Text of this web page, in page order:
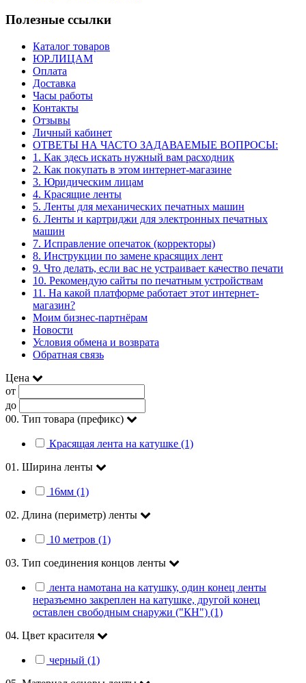
Полезные ссылки
Каталог товаров
ЮР.ЛИЦАМ
Оплата
Доставка
Часы работы
Контакты
Отзывы
Личный кабинет
ОТВЕТЫ НА ЧАСТО ЗАДАВАЕМЫЕ ВОПРОСЫ:
1. Как здесь искать нужный вам расходник
2. Как покупать в этом интернет-магазине
3. Юридическим лицам
4. Красящие ленты
5. Ленты для механических печатных машин
6. Ленты и картриджи для электронных печатных
машин
7. Исправление опечаток (корректоры)
8. Инструкции по замене красящих лент
9. Что делать, если вас не устраивает качество печати
10. Рекомендую сайты по печатным устройствам
11. На какой платформе работает этот интернет-
магазин?
Моим бизнес-партнёрам
Новости
Условия обмена и возврата
Обратная связь
Цена
от
до
00. Тип товара (префикс)
Красящая лента на катушке (1)
01. Ширина ленты
16мм (1)
02. Длина (периметр) ленты
10 метров (1)
03. Тип соединения концов ленты
лента намотана на катушку, один конец ленты
неразъемно закреплен на катушке, другой конец
оставлен свободным снаружи ("КН") (1)
04. Цвет красителя
черный (1)